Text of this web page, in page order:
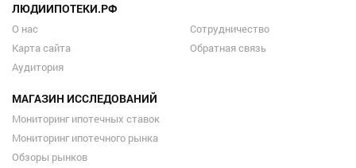
ЛЮДИИПОТЕКИ.РФ
О нас
Карта сайта
Аудитория
Сотрудничество
Обратная связь
МАГАЗИН ИССЛЕДОВАНИЙ
Мониторинг ипотечных ставок
Мониторинг ипотечного рынка
Обзоры рынков